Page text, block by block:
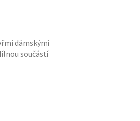
dámskými
součástí